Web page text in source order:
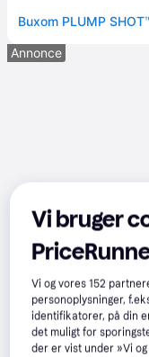
Annonce
Vi bruger
Vi og vores152
personoplysninger,
identifikatorer, på din
det muligt for
der er vist under »Vi